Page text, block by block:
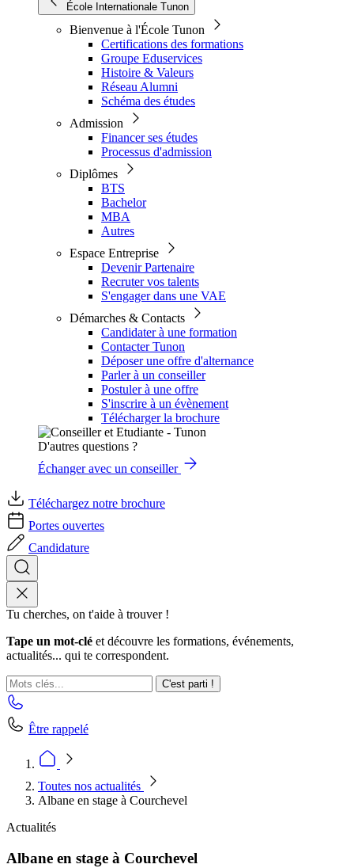
École Internationale Tunon
Bienvenue à l'École Tunon
Certifications des formations
Groupe Eduservices
Histoire & Valeurs
Réseau Alumni
Schéma des études
Admission
Financer ses études
Processus d'admission
Diplômes
BTS
Bachelor
MBA
Autres
Espace Entreprise
Devenir Partenaire
Recruter vos talents
S'engager dans une VAE
Démarches & Contacts
Candidater à une formation
Contacter Tunon
Déposer une offre d'alternance
Parler à un conseiller
Postuler à une offre
S'inscrire à un évènement
Télécharger la brochure
D'autres questions ?
Échanger avec un conseiller
Téléchargez notre brochure
Portes ouvertes
Candidature
Tu cherches, on t'aide à trouver !
Tape un mot-clé et découvre les formations, événements,
actualités... qui te correspondent.
C'est parti !
Être rappelé
Toutes nos actualités
Albane en stage à Courchevel
Actualités
Albane en stage à Courchevel